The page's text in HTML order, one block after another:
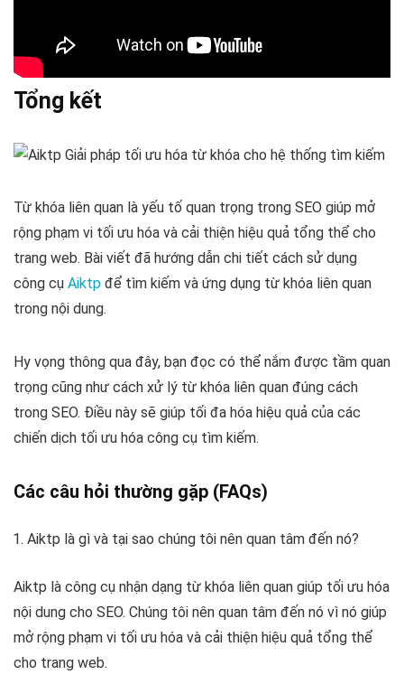
Tổng kết
Từ khóa liên quan là yếu tố quan trọng trong SEO giúp mở
rộng phạm vi tối ưu hóa và cải thiện hiệu quả tổng thể cho
trang web. Bài viết đã hướng dẫn chi tiết cách sử dụng
công cụ Aiktp để tìm kiếm và ứng dụng từ khóa liên quan
trong nội dung.
Hy vọng thông qua đây, bạn đọc có thể nắm được tầm quan
trọng cũng như cách xử lý từ khóa liên quan đúng cách
trong SEO. Điều này sẽ giúp tối đa hóa hiệu quả của các
chiến dịch tối ưu hóa công cụ tìm kiếm.
Các câu hỏi thường gặp (FAQs)
Aiktp là gì và tại sao chúng tôi nên quan tâm đến nó?
Aiktp là công cụ nhận dạng từ khóa liên quan giúp tối ưu hóa
nội dung cho SEO. Chúng tôi nên quan tâm đến nó vì nó giúp
mở rộng phạm vi tối ưu hóa và cải thiện hiệu quả tổng thể
cho trang web.